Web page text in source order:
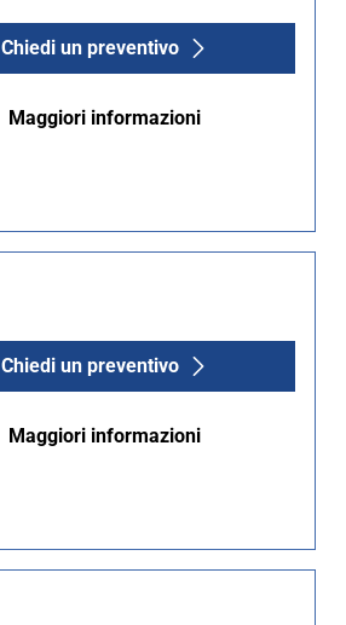
Chiedi un preventivo
Maggiori informazioni
Chiedi un preventivo
Maggiori informazioni